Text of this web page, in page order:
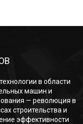
в области
машин и
— революция в
строительства и
эффективности